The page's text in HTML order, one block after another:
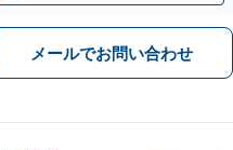
メールでお問い合わせ